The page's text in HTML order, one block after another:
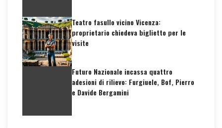
Teatro fasullo vicino Vicenza:
proprietario chiedeva biglietto per le
visite
Futuro Nazionale incassa quattro
adesioni di rilievo: Furgiuele, Bof, Pierro
e Davide Bergamini